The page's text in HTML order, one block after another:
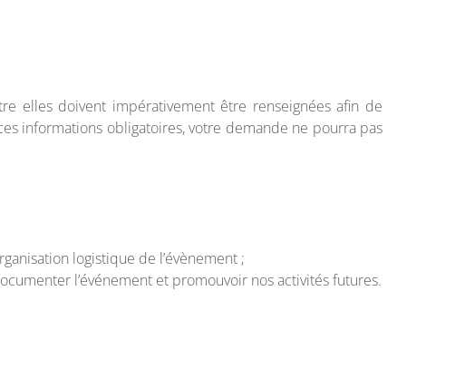
elles doivent impérativement être renseignées afin de
informations obligatoires, votre demande ne pourra pas
logistique de l’évènement ;
l’événement et promouvoir nos activités futures.